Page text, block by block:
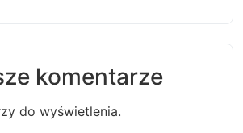
komentarze
do wyświetlenia.